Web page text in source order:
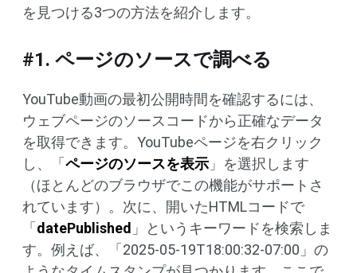
を見つける3つの方法を紹介します。
#1. ページのソースで調べる
YouTube動画の最初公開時間を確認するには、
ウェブページのソースコードから正確なデータ
を取得できます。YouTubeページを右クリック
し、「 ページのソースを表示 」を選択します
（ほとんどのブラウザでこの機能がサポートさ
れています）。次に、開いたHTMLコードで
「 datePublished 」というキーワードを検索しま
す。例えば、「2025-05-19T18:00:32-07:00」の